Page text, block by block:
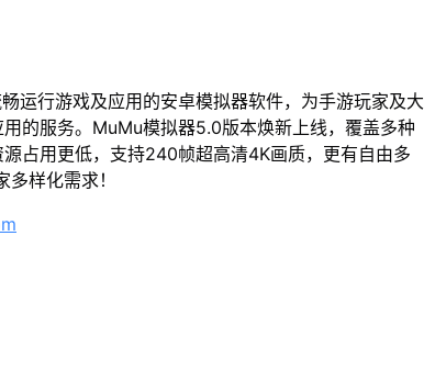
运行游戏及应用的安卓模拟器软件，为手游玩家及大
的服务。MuMu模拟器5.0版本焕新上线，覆盖多种
占用更低，支持240帧超高清4K画质，更有自由多
样化需求！